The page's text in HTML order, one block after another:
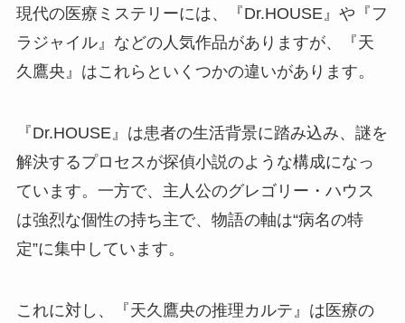
現代の医療ミステリーには、『Dr.HOUSE』や『フ
ラジャイル』などの人気作品がありますが、『天
久鷹央』はこれらといくつかの違いがあります。
『Dr.HOUSE』は患者の生活背景に踏み込み、謎を
解決するプロセスが探偵小説のような構成になっ
ています。一方で、主人公のグレゴリー・ハウス
は強烈な個性の持ち主で、物語の軸は“病名の特
定”に集中しています。
これに対し、『天久鷹央の推理カルテ』は医療の